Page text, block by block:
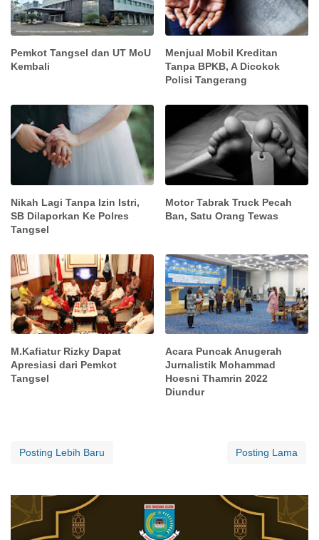
Pemkot Tangsel dan UT MoU
Kembali
Menjual Mobil Kreditan
Tanpa BPKB, A Dicokok
Polisi Tangerang
Nikah Lagi Tanpa Izin Istri,
SB Dilaporkan Ke Polres
Tangsel
Motor Tabrak Truck Pecah
Ban, Satu Orang Tewas
M.Kafiatur Rizky Dapat
Apresiasi dari Pemkot
Tangsel
Acara Puncak Anugerah
Jurnalistik Mohammad
Hoesni Thamrin 2022
Diundur
Posting Lebih Baru Posting Lama